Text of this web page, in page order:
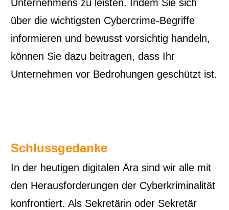
Unternehmens zu leisten. Indem Sie sich
über die wichtigsten Cybercrime-Begriffe
informieren und bewusst vorsichtig handeln,
können Sie dazu beitragen, dass Ihr
Unternehmen vor Bedrohungen geschützt ist.
Schlussgedanke
In der heutigen digitalen Ära sind wir alle mit
den Herausforderungen der Cyberkriminalität
konfrontiert. Als Sekretärin oder Sekretär